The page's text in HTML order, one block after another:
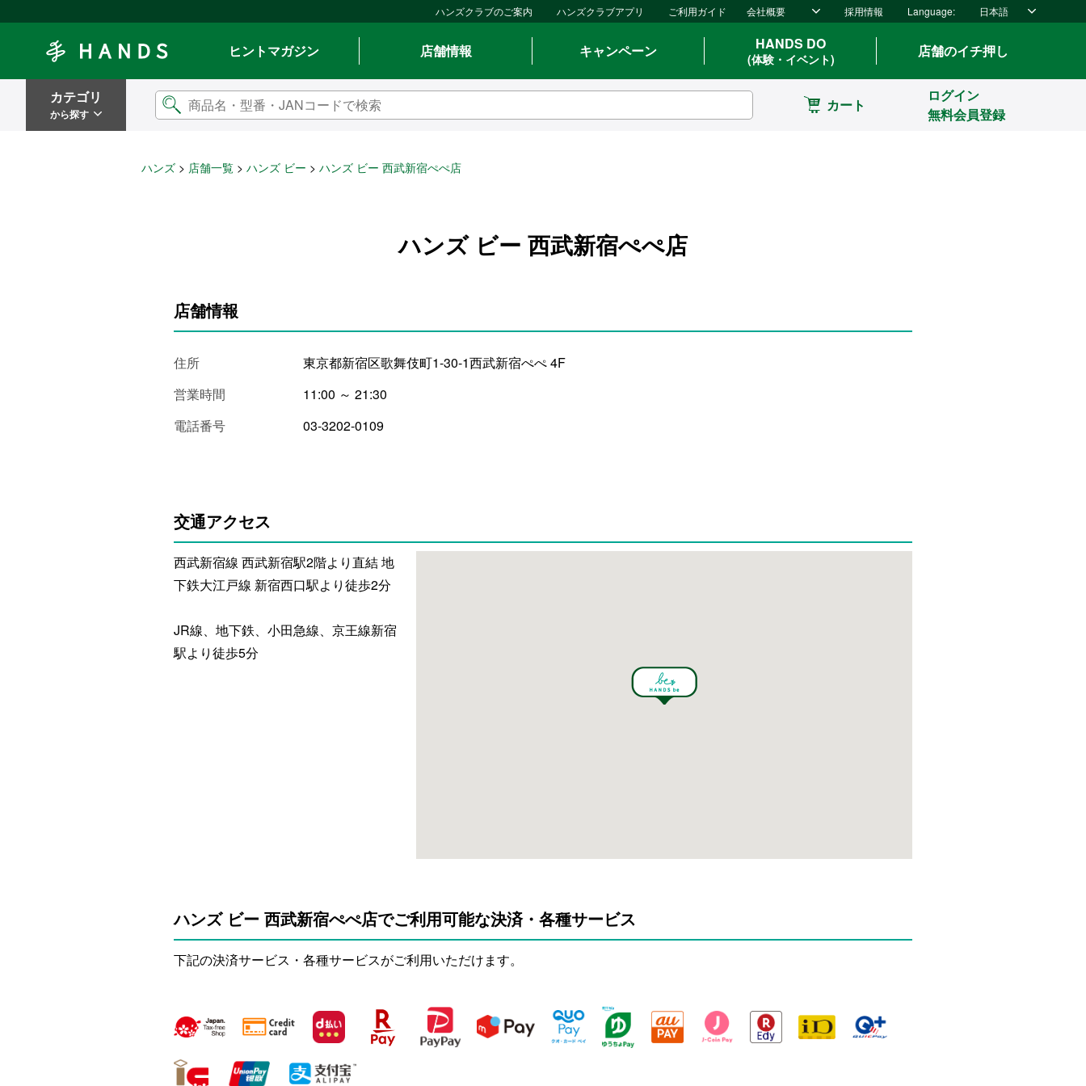
ハンズクラブのご案内 ハンズクラブアプリ ご利用ガイド 会社概要 採用情報 Language: 日本語
ヒントマガジン
店舗情報 キャンペーン HANDS DO
(体験・イベント) 店舗のイチ押し
カテゴリ
から探す カート
ログイン
無料会員登録
ハンズ 店舗一覧 ハンズ ビー ハンズ ビー 西武新宿ぺぺ店
ハンズ ビー 西武新宿ぺぺ店
店舗情報
住所
東京都新宿区歌舞伎町1-30-1西武新宿ぺぺ 4F
営業時間
11:00 ～ 21:30
電話番号
03-3202-0109
交通アクセス
西武新宿線 西武新宿駅2階より直結 地
下鉄大江戸線 新宿西口駅より徒歩2分
JR線、地下鉄、小田急線、京王線新宿
駅より徒歩5分
ハンズ ビー 西武新宿ぺぺ店でご利用可能な決済・各種サービス
下記の決済サービス・各種サービスがご利用いただけます。